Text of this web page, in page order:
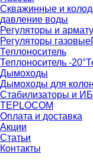
Скважинные и
давление воды
Регуляторы и
Регуляторы газовые
Теплоноситель
Теплоноситель -20°
Дымоходы
Дымоходы для
Стабилизаторы и
TEPLOCOM
Оплата и доставка
Акции
Статьи
Контакты